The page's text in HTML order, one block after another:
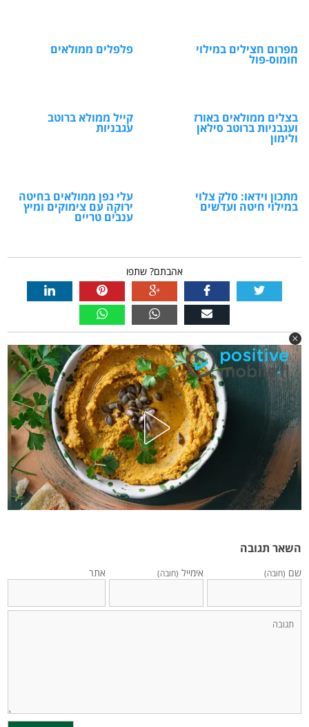
מפרום חצילים במילוי
חומוס-פול
פלפלים ממולאים
בצלים ממולאים באורז
ועגבניות ברוטב סילאן
ולימון
קייל ממולא ברוטב
עגבניות
מתכון וידאו: סלק צלוי
במילוי חיטה ועדשים
עלי גפן ממולאים בחיטה
ירוקה עם צימוקים ומיץ
ענבים טריים
אהבתם? שתפו
השאר תגובה
שם (חובה) אימייל (חובה) אתר